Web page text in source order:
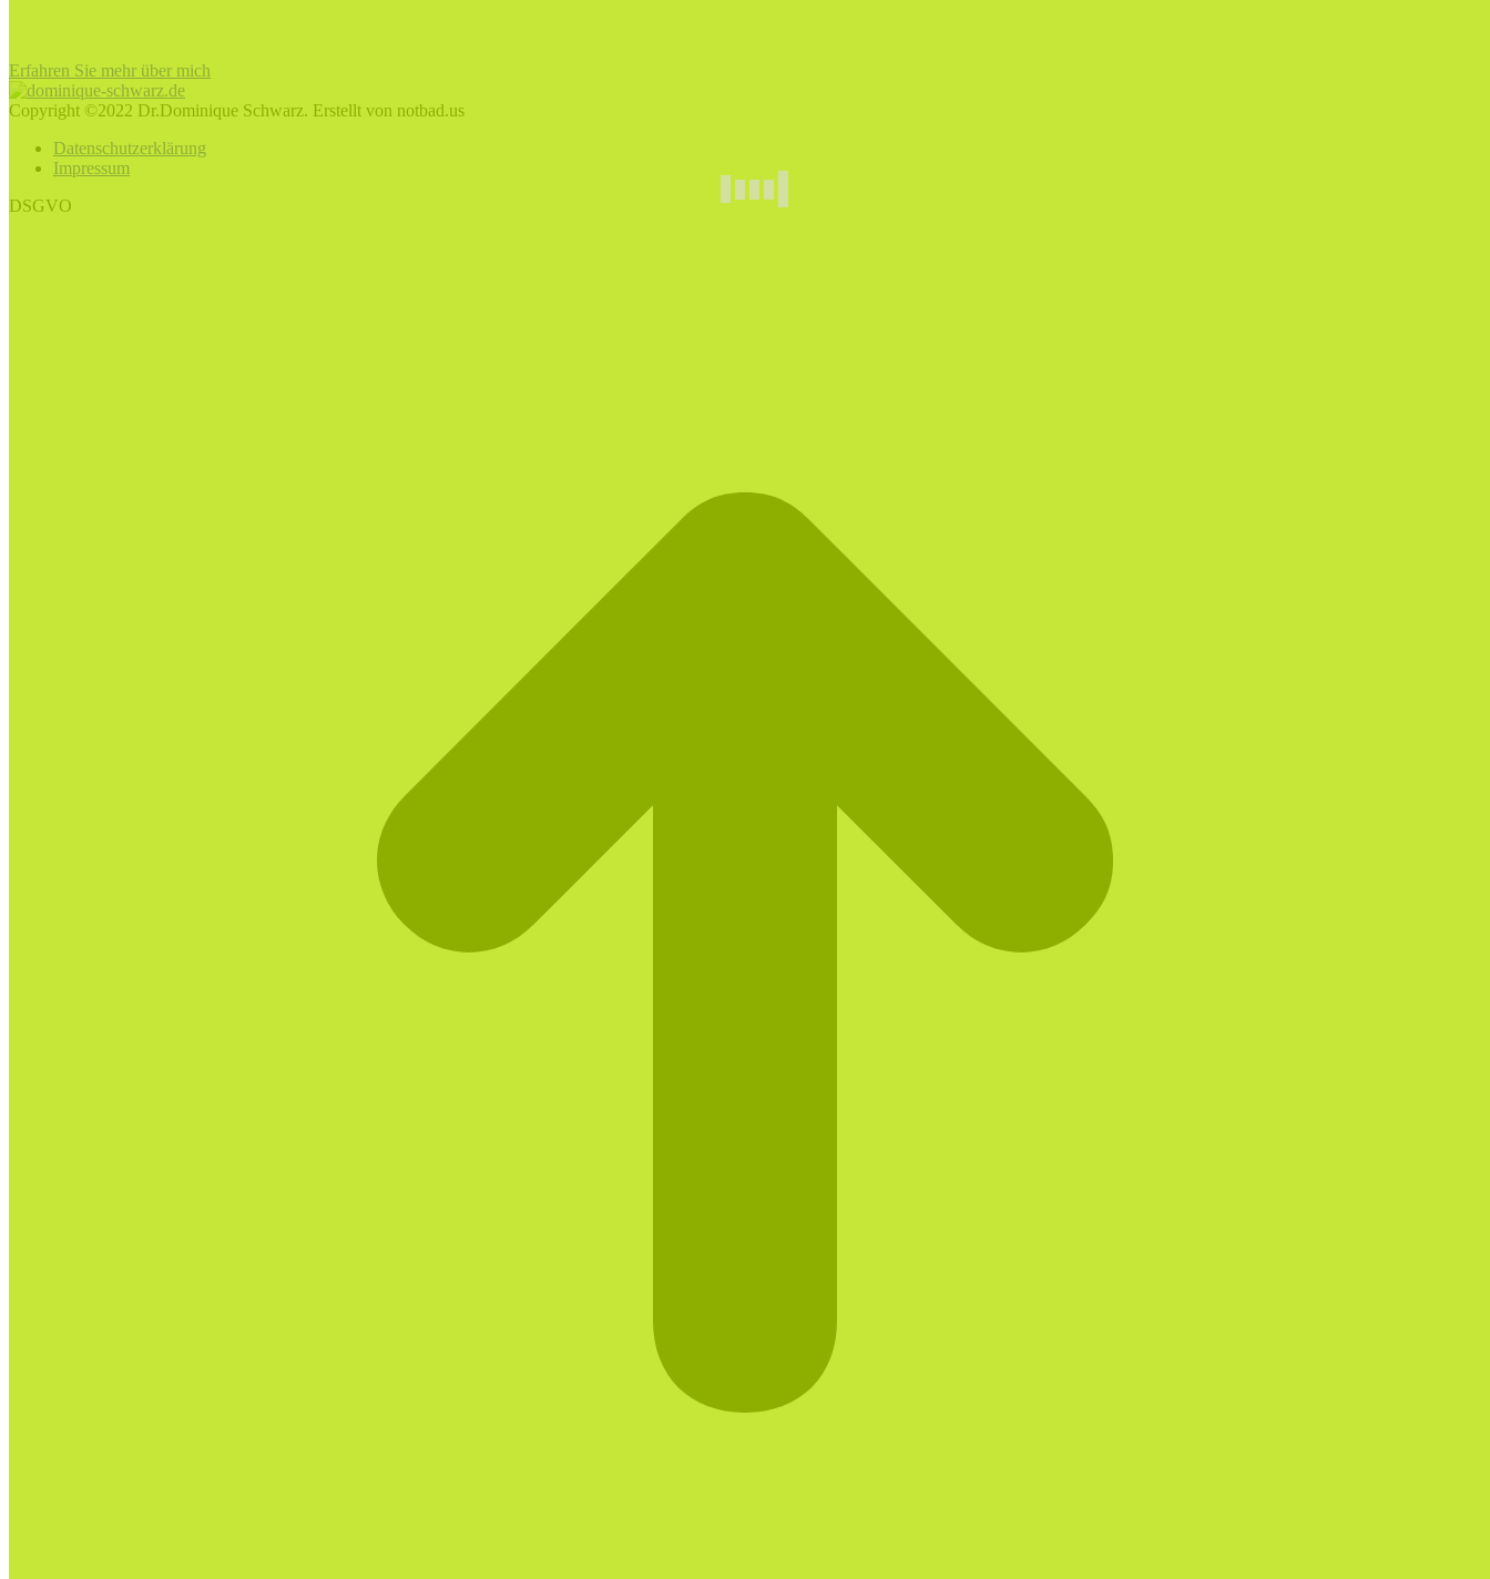
Erfahren Sie mehr über mich
Copyright ©2022 Dr.Dominique Schwarz. Erstellt von notbad.us
Datenschutzerklärung
Impressum
DSGVO